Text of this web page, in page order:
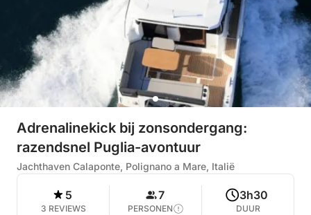
Adrenalinekick bij zonsondergang:
razendsnel Puglia-avontuur
Jachthaven Calaponte, Polignano a Mare, Italië
5
3 REVIEWS
7
PERSONEN
3h30
DUUR